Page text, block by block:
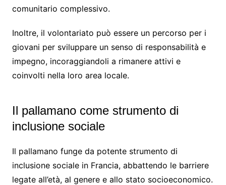
comunitario complessivo.
Inoltre, il volontariato può essere un percorso per i
giovani per sviluppare un senso di responsabilità e
impegno, incoraggiandoli a rimanere attivi e
coinvolti nella loro area locale.
Il pallamano come strumento di
inclusione sociale
Il pallamano funge da potente strumento di
inclusione sociale in Francia, abbattendo le barriere
legate all’età, al genere e allo stato socioeconomico.